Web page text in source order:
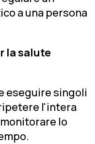
a una persona
la salute
eseguire singoli
l'intera
lo